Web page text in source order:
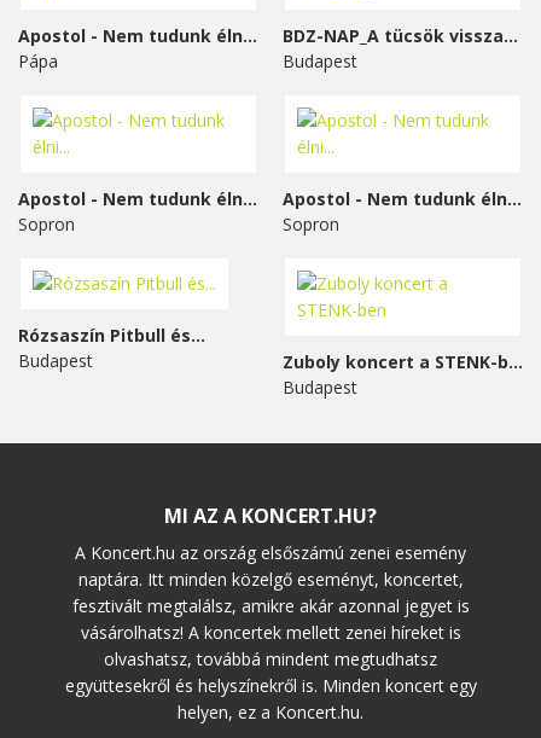
Apostol - Nem tudunk élni...
Pápa
BDZ-NAP_A tücsök visszavág
Budapest
Apostol - Nem tudunk élni...
Sopron
Apostol - Nem tudunk élni...
Sopron
Rózsaszín Pitbull és...
Budapest
Zuboly koncert a STENK-ben
Budapest
MI AZ A KONCERT.HU?
A Koncert.hu az ország elsőszámú zenei esemény
naptára. Itt minden közelgő eseményt, koncertet,
fesztivált megtalálsz, amikre akár azonnal jegyet is
vásárolhatsz! A koncertek mellett zenei híreket is
olvashatsz, továbbá mindent megtudhatsz
együttesekről és helyszínekről is. Minden koncert egy
helyen, ez a Koncert.hu.